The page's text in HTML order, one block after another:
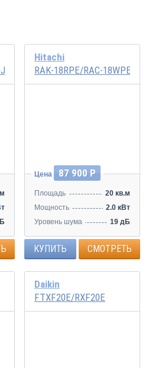
Hitachi
RAK-18RPE/RAC-18WPE
Цена 87 900 Р
Площадь
20 кв.м
Мощность
2.0 кВт
Уровень шума
19 дБ
КУПИТЬ СМОТРЕТЬ
Daikin
FTXF20E/RXF20E